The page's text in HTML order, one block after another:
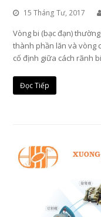
15 Tháng Tư, 2017
Vòng bi (bạc đạn)
thành phần lăn và vòng
cố định giữa cách rãnh
Đọc Tiếp